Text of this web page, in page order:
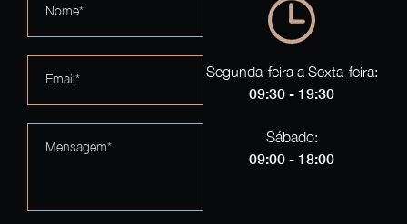
Nome*
Email*
Mensagem*
Segunda-feira a Sexta-feira:
09:30 - 19:30
Sábado:
09:00 - 18:00